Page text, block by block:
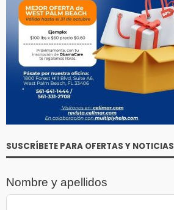
SUSCRÍBETE PARA OFERTAS Y NOTICIAS
Nombre y apellidos